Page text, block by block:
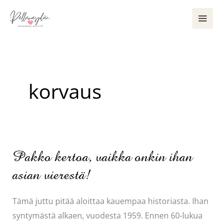
sisältöön
korvaus
Pakko kertoa, vaikka onkin ihan
asian vierestä!
Tämä juttu pitää aloittaa kauempaa historiasta. Ihan
syntymästä alkaen, vuodesta 1959. Ennen 60-lukua